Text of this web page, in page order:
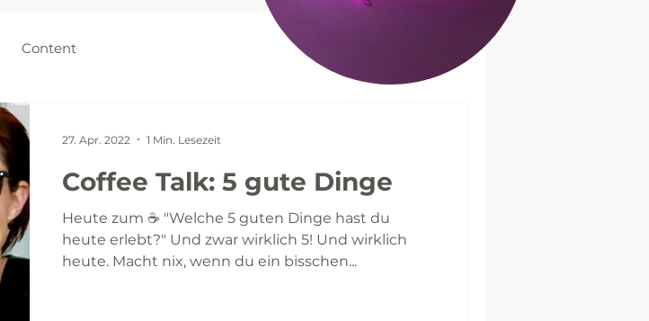
Content
Coffee Talk: 5 gute Dinge
Heute zum ☕ "Welche 5 guten Dinge hast du
heute erlebt?" Und zwar wirklich 5! Und wirklich
heute. Macht nix, wenn du ein bisschen...
27. Apr. 2022 1 Min. Lesezeit